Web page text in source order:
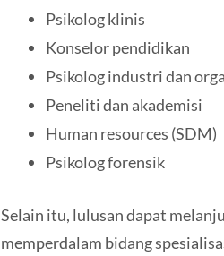
Psikolog klinis
Konselor pendidikan
Psikolog industri dan
Peneliti dan akademisi
Human resources (SDM)
Psikolog forensik
Selain itu, lulusan dapat
memperdalam bidang